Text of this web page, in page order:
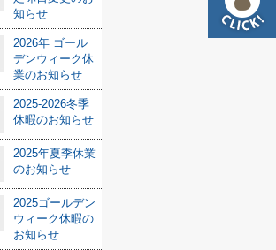
知らせ
2026年 ゴール
デンウィーク休
業のお知らせ
2025-2026冬季
休暇のお知らせ
2025年夏季休業
のお知らせ
2025ゴールデン
ウィーク休暇の
お知らせ